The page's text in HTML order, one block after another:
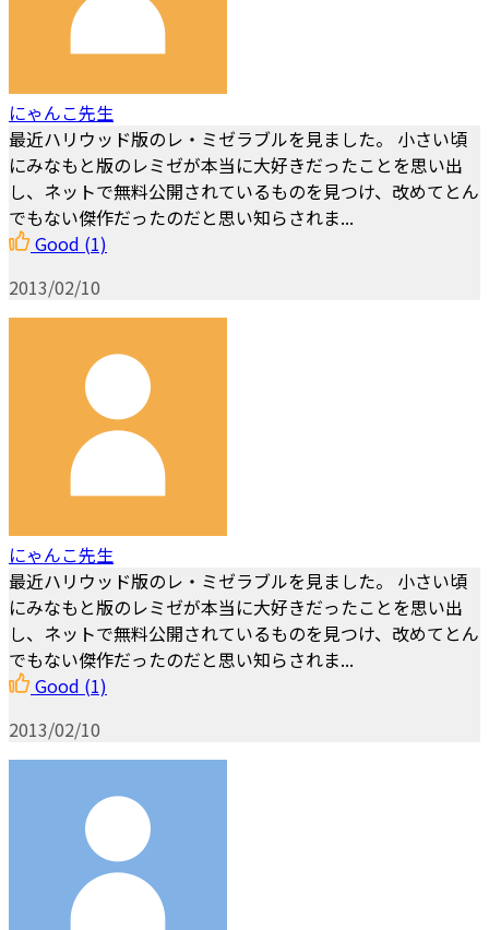
にゃんこ先生
最近ハリウッド版のレ・ミゼラブルを見ました。 小さい頃
にみなもと版のレミゼが本当に大好きだったことを思い出
し、ネットで無料公開されているものを見つけ、改めてとん
でもない傑作だったのだと思い知らされま...
Good (1)
2013/02/10
にゃんこ先生
最近ハリウッド版のレ・ミゼラブルを見ました。 小さい頃
にみなもと版のレミゼが本当に大好きだったことを思い出
し、ネットで無料公開されているものを見つけ、改めてとん
でもない傑作だったのだと思い知らされま...
Good (1)
2013/02/10